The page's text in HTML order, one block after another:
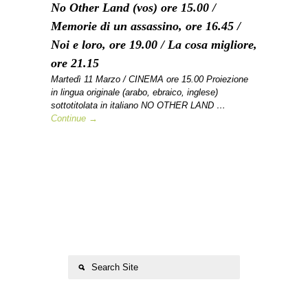
No Other Land (vos) ore 15.00 /
Memorie di un assassino, ore 16.45 /
Noi e loro, ore 19.00 / La cosa migliore,
ore 21.15
Martedì 11 Marzo / CINEMA ore 15.00 Proiezione
in lingua originale (arabo, ebraico, inglese)
sottotitolata in italiano NO OTHER LAND …
Continue →